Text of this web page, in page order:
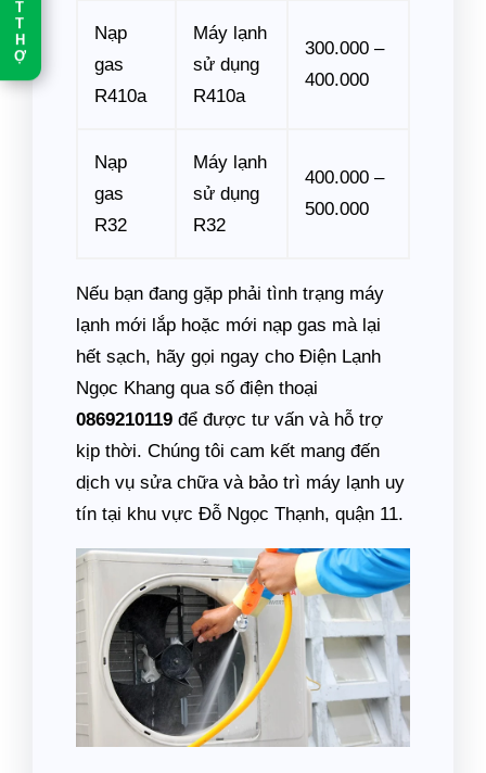
T
T
H
Ợ
Nạp
gas
R410a
Máy lạnh
sử dụng
R410a
300.000 –
400.000
Nạp
gas
R32
Máy lạnh
sử dụng
R32
400.000 –
500.000
Nếu bạn đang gặp phải tình trạng máy
lạnh mới lắp hoặc mới nạp gas mà lại
hết sạch, hãy gọi ngay cho Điện Lạnh
Ngọc Khang qua số điện thoại
0869210119 để được tư vấn và hỗ trợ
kịp thời. Chúng tôi cam kết mang đến
dịch vụ sửa chữa và bảo trì máy lạnh uy
tín tại khu vực Đỗ Ngọc Thạnh, quận 11.